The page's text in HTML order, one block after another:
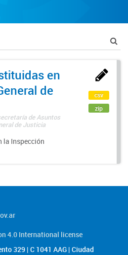
en
de
de Asuntos
de Justicia
la Inspección
csv
zip
4.0 International license
329 | C 1041 AAG | Ciudad